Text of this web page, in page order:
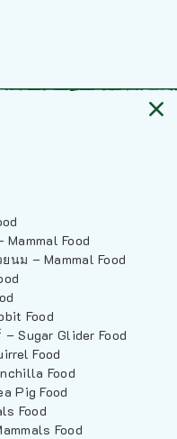
Food
นม – Mammal Food
Food
– Sugar Glider Food
Food
Food
Pig Food
Food
Food